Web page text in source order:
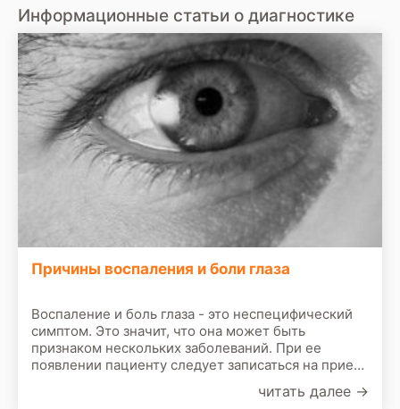
Информационные статьи о диагностике
Причины воспаления и боли глаза
Воспаление и боль глаза - это неспецифический
симптом. Это значит, что она может быть
признаком нескольких заболеваний. При ее
появлении пациенту следует записаться на прием
назначит сделать следующие обследования:
читать далее →